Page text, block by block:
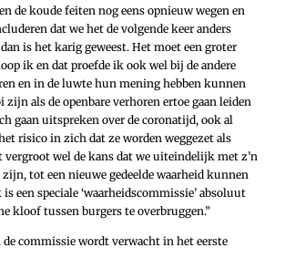
de koude feiten nog eens opnieuw wegen en
dat we het de volgende keer anders
is het karig geweest. Het moet een groter
ik en dat proefde ik ook wel bij de andere
en in de luwte hun mening hebben kunnen
zijn als de openbare verhoren ertoe gaan leiden
gaan uitspreken over de coronatijd, ook al
risico in zich dat ze worden weggezet als
vergroot wel de kans dat we uiteindelijk met z’n
tot een nieuwe gedeelde waarheid kunnen
een speciale ‘waarheidscommissie’ absoluut
kloof tussen burgers te overbruggen.”
commissie wordt verwacht in het eerste